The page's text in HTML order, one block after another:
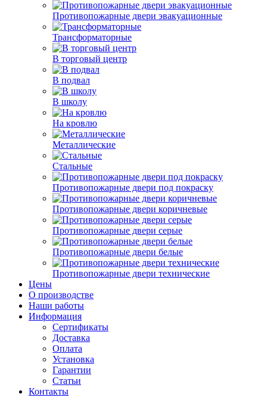
Противопожарные двери эвакуационные
Трансформаторные
В торговый центр
В подвал
В школу
На кровлю
Металлические
Стальные
Противопожарные двери под покраску
Противопожарные двери коричневые
Противопожарные двери серые
Противопожарные двери белые
Противопожарные двери технические
Цены
О производстве
Наши работы
Информация
Сертификаты
Доставка
Оплата
Установка
Гарантии
Статьи
Контакты